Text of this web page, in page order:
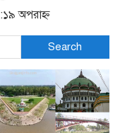
অপরাহ্ন
Search